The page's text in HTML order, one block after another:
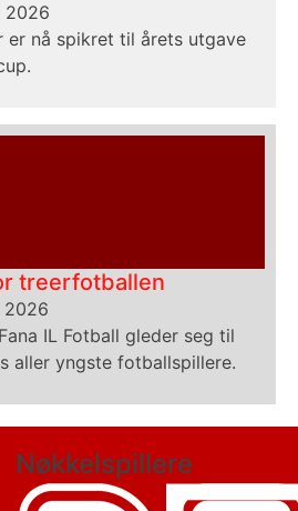
2026
er nå spikret til årets utgave
treerfotballen
2026
IL Fotball gleder seg til
aller yngste fotballspillere.
Nøkkelspillere